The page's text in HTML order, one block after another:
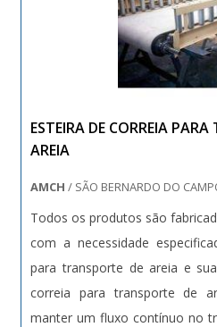
ESTEIRA DE CORREIA
AREIA
AMCH / SÃO BERNARDO DO
Todos os produtos são
com a necessidade
para transporte de areia e
correia para transporte de
manter um fluxo contínuo no